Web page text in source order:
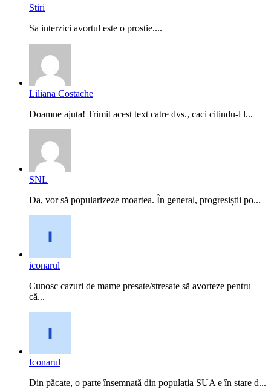
Stiri
Sa interzici avortul este o prostie....
Liliana Costache
Doamne ajuta! Trimit acest text catre dvs., caci citindu-l l...
SNL
Da, vor să popularizeze moartea. În general, progresiștii po...
iconarul
Cunosc cazuri de mame presate/stresate să avorteze pentru
că...
Iconarul
Din păcate, o parte însemnată din populația SUA e în stare d...